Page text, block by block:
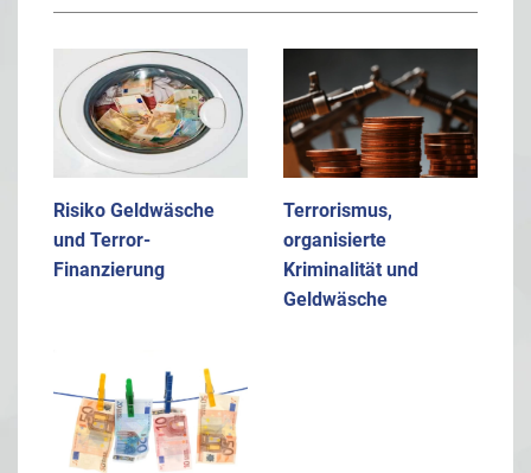
Risiko Geldwäsche
und Terror-
Finanzierung
Terrorismus,
organisierte
Kriminalität und
Geldwäsche